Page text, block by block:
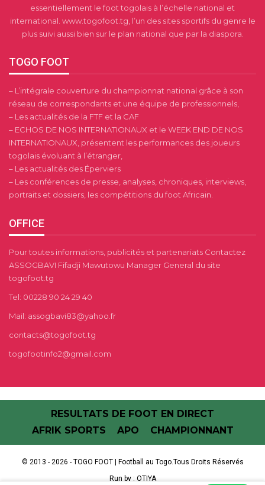
essentiellement le foot togolais à l’échelle national et
international. www.togofoot.tg, l’un des sites sportifs du genre le
plus suivi aussi bien sur le plan national que par la diaspora.
TOGO FOOT
– L’intégrale couverture du championnat national grâce à son
réseau de correspondants et une équipe de professionnels,
– Les actualités de la FTF et la CAF
– ECHOS DE NOS INTERNATIONAUX et le WEEK END DE NOS
INTERNATIONAUX, présentent les performances des joueurs
togolais évoluant à l’étranger,
– Les actualités des Éperviers
– Les conférences de presse, analyses, chroniques, interviews,
portraits et dossiers, les compétitions du foot Africain.
OFFICE
Pour toutes informations, publicités et partenariats Contactez
ASSOGBAVI Fifadji Mawutowu Manager General du site
togofoot.tg
Tel: 00228 90 24 29 40
Mail: assogbavi83@yahoo.fr
contacts@togofoot.tg
togofootinfo2@gmail.com
RESULTATS DE FOOT EN DIRECT
AFRIK SPORTS
APO CHAMPIONNANT
© 2013 - 2026 - TOGO FOOT | Football au Togo.Tous Droits Réservés
Run by : OTIYA